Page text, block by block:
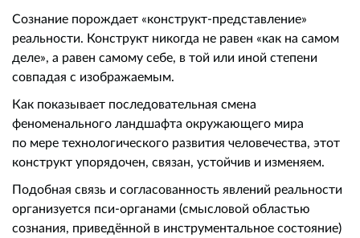
Сознание порождает «конструкт-представление»
реальности. Конструкт никогда не равен «как на самом
деле», а равен самому себе, в той или иной степени
совпадая с изображаемым.
Как показывает последовательная смена
феноменального ландшафта окружающего мира
по мере технологического развития человечества, этот
конструкт упорядочен, связан, устойчив и изменяем.
Подобная связь и согласованность явлений реальности
организуется пси-органами (смысловой областью
сознания, приведённой в инструментальное состояние)